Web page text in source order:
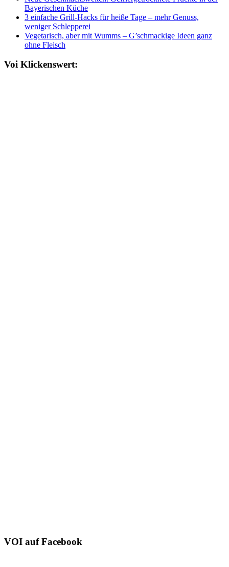
Bayerischen Küche
3 einfache Grill-Hacks für heiße Tage – mehr Genuss,
weniger Schlepperei
Vegetarisch, aber mit Wumms – G’schmackige Ideen ganz
ohne Fleisch
Voi Klickenswert:
VOI auf Facebook